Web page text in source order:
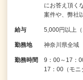
にお答え頂く
案件や、弊社
給与 5,000円以上
勤務地 神奈川県全域
勤務時間
9：00～17：
17：00（モ